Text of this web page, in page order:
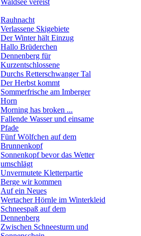
Waldsee vereist
Rauhnacht
Verlassene Skigebiete
Der Winter hält Einzug
Hallo Brüderchen
Dennenberg für
Kurzentschlossene
Durchs Retterschwanger Tal
Der Herbst kommt
Sommerfrische am Imberger
Horn
Morning has broken ...
Fallende Wasser und einsame
Pfade
Fünf Wölfchen auf dem
Brunnenkopf
Sonnenkopf bevor das Wetter
umschlägt
Unvermutete Kletterpartie
Berge wir kommen
Auf ein Neues
Wertacher Hörnle im Winterkleid
Schneespaß auf dem
Dennenberg
Zwischen Schneesturm und